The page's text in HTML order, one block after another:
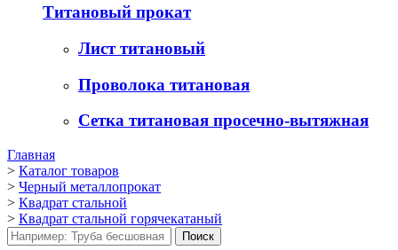
Титановый прокат
Лист титановый
Проволока титановая
Сетка титановая просечно-вытяжная
Главная
> Каталог товаров
> Черный металлопрокат
> Квадрат стальной
> Квадрат стальной горячекатаный